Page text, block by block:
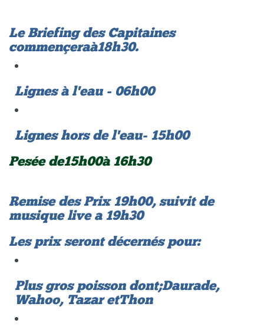
Le Briefing des Capitaines
commençera à 18h30.
Lignes à l'eau - 06h00
Lignes hors de l'eau - 15h00
Pesée de 15h00 à 16h30
Remise des Prix 19h00, suivit de
musique live a 19h30
Les prix seront décernés pour:
Plus gros poisson dont; Daurade,
Wahoo, Tazar et Thon